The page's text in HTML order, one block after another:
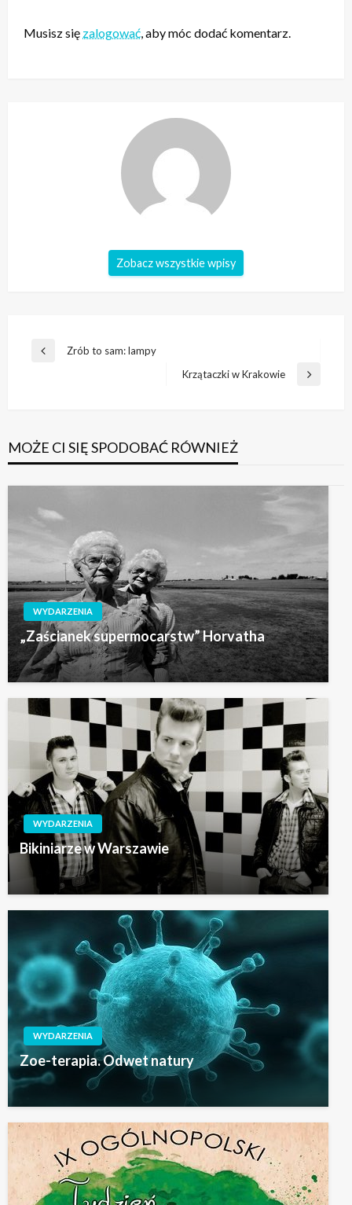
Musisz się zalogować, aby móc dodać komentarz.
Zobacz wszystkie wpisy
Nawigacja
Poprzedni
Zrób to sam: lampy
Następny
Krzątaczki w Krakowie
MOŻE CI SIĘ SPODOBAĆ RÓWNIEŻ
WYDARZENIA
„Zaścianek supermocarstw” Horvatha
WYDARZENIA
Bikiniarze w Warszawie
WYDARZENIA
Zoe-terapia. Odwet natury